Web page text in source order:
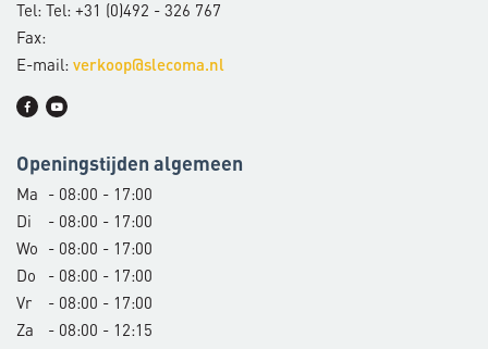
Tel: Tel: +31 (0)492 - 326 767
Fax:
E-mail: verkoop@slecoma.nl
Openingstijden algemeen
Ma
- 08:00 - 17:00
Di
- 08:00 - 17:00
Wo
- 08:00 - 17:00
Do
- 08:00 - 17:00
Vr
- 08:00 - 17:00
Za
- 08:00 - 12:15